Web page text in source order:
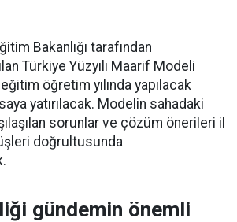
Bakanlığı tarafından
Türkiye Yüzyılı Maarif Modeli
öğretim yılında yapılacak
yatırılacak. Modelin sahadaki
sorunlar ve çözüm önerileri il
doğrultusunda
gündemin önemli